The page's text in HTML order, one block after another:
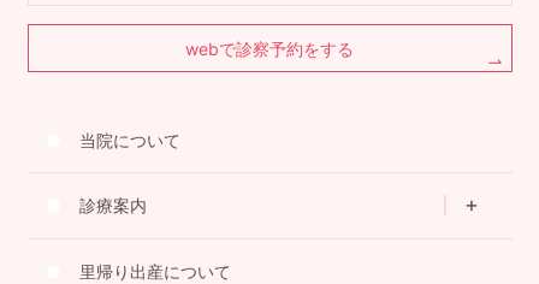
webで診察予約をする
当院について
診療案内
里帰り出産について